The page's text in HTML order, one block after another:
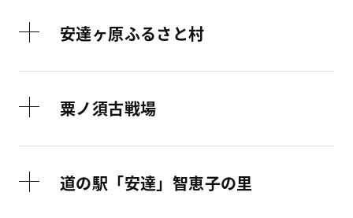
安達ヶ原ふるさと村
粟ノ須古戦場
道の駅「安達」智恵子の里